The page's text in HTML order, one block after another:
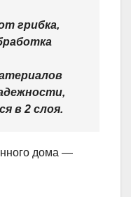
грибка,
в 2 слоя.
дома —